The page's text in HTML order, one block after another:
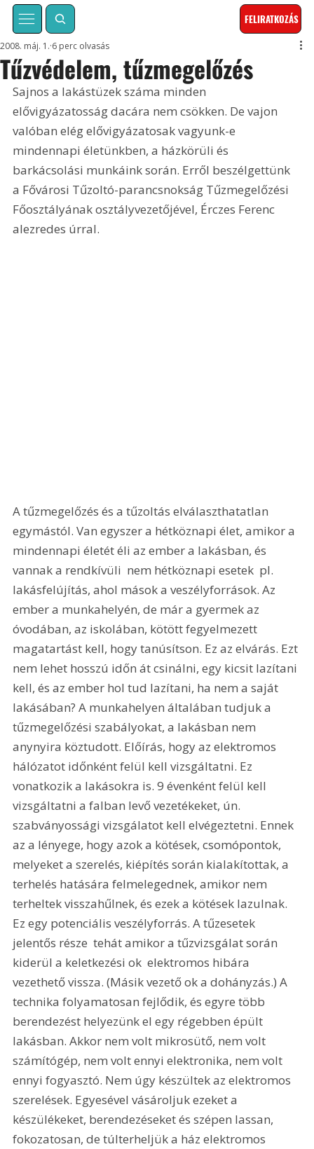
FELIRATKOZÁS
Tűzvédelem, tűzmegelőzés
2008. máj. 1. 6 perc olvasás
Sajnos a lakástüzek száma minden
elővigyázatosság dacára nem csökken. De vajon
valóban elég elővigyázatosak vagyunk-e
mindennapi életünkben, a házkörüli és
barkácsolási munkáink során. Erről beszélgettünk
a Fővárosi Tűzoltó-parancsnokság Tűzmegelőzési
Főosztályának osztályvezetőjével, Érczes Ferenc
alezredes úrral.
A tűzmegelőzés és a tűzoltás elválaszthatatlan
egymástól. Van egyszer a hétköznapi élet, amikor a
mindennapi életét éli az ember a lakásban, és
vannak a rendkívüli  nem hétköznapi esetek  pl.
lakásfelújítás, ahol mások a veszélyforrások. Az
ember a munkahelyén, de már a gyermek az
óvodában, az iskolában, kötött fegyelmezett
magatartást kell, hogy tanúsítson. Ez az elvárás. Ezt
nem lehet hosszú időn át csinálni, egy kicsit lazítani
kell, és az ember hol tud lazítani, ha nem a saját
lakásában? A munkahelyen általában tudjuk a
tűzmegelőzési szabályokat, a lakásban nem
anynyira köztudott. Előírás, hogy az elektromos
hálózatot időnként felül kell vizsgáltatni. Ez
vonatkozik a lakásokra is. 9 évenként felül kell
vizsgáltatni a falban levő vezetékeket, ún.
szabványossági vizsgálatot kell elvégeztetni. Ennek
az a lényege, hogy azok a kötések, csomópontok,
melyeket a szerelés, kiépítés során kialakítottak, a
terhelés hatására felmelegednek, amikor nem
terheltek visszahűlnek, és ezek a kötések lazulnak.
Ez egy potenciális veszélyforrás. A tűzesetek
jelentős része  tehát amikor a tűzvizsgálat során
kiderül a keletkezési ok  elektromos hibára
vezethető vissza. (Másik vezető ok a dohányzás.) A
technika folyamatosan fejlődik, és egyre több
berendezést helyezünk el egy régebben épült
lakásban. Akkor nem volt mikrosütő, nem volt
számítógép, nem volt ennyi elektronika, nem volt
ennyi fogyasztó. Nem úgy készültek az elektromos
szerelések. Egyesével vásároljuk ezeket a
készülékeket, berendezéseket és szépen lassan,
fokozatosan, de túlterheljük a ház elektromos